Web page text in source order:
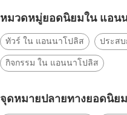
หมวดหมู่ยอดนิยมใน แอน
ทัวร์ ใน แอนนาโปลิส
ประส
กิจกรรม ใน แอนนาโปลิส
จุดหมายปลายทางยอดนิย